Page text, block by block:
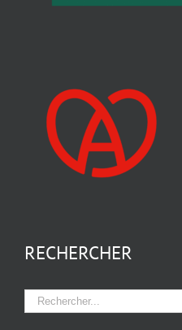
RECHERCHER
Rechercher: